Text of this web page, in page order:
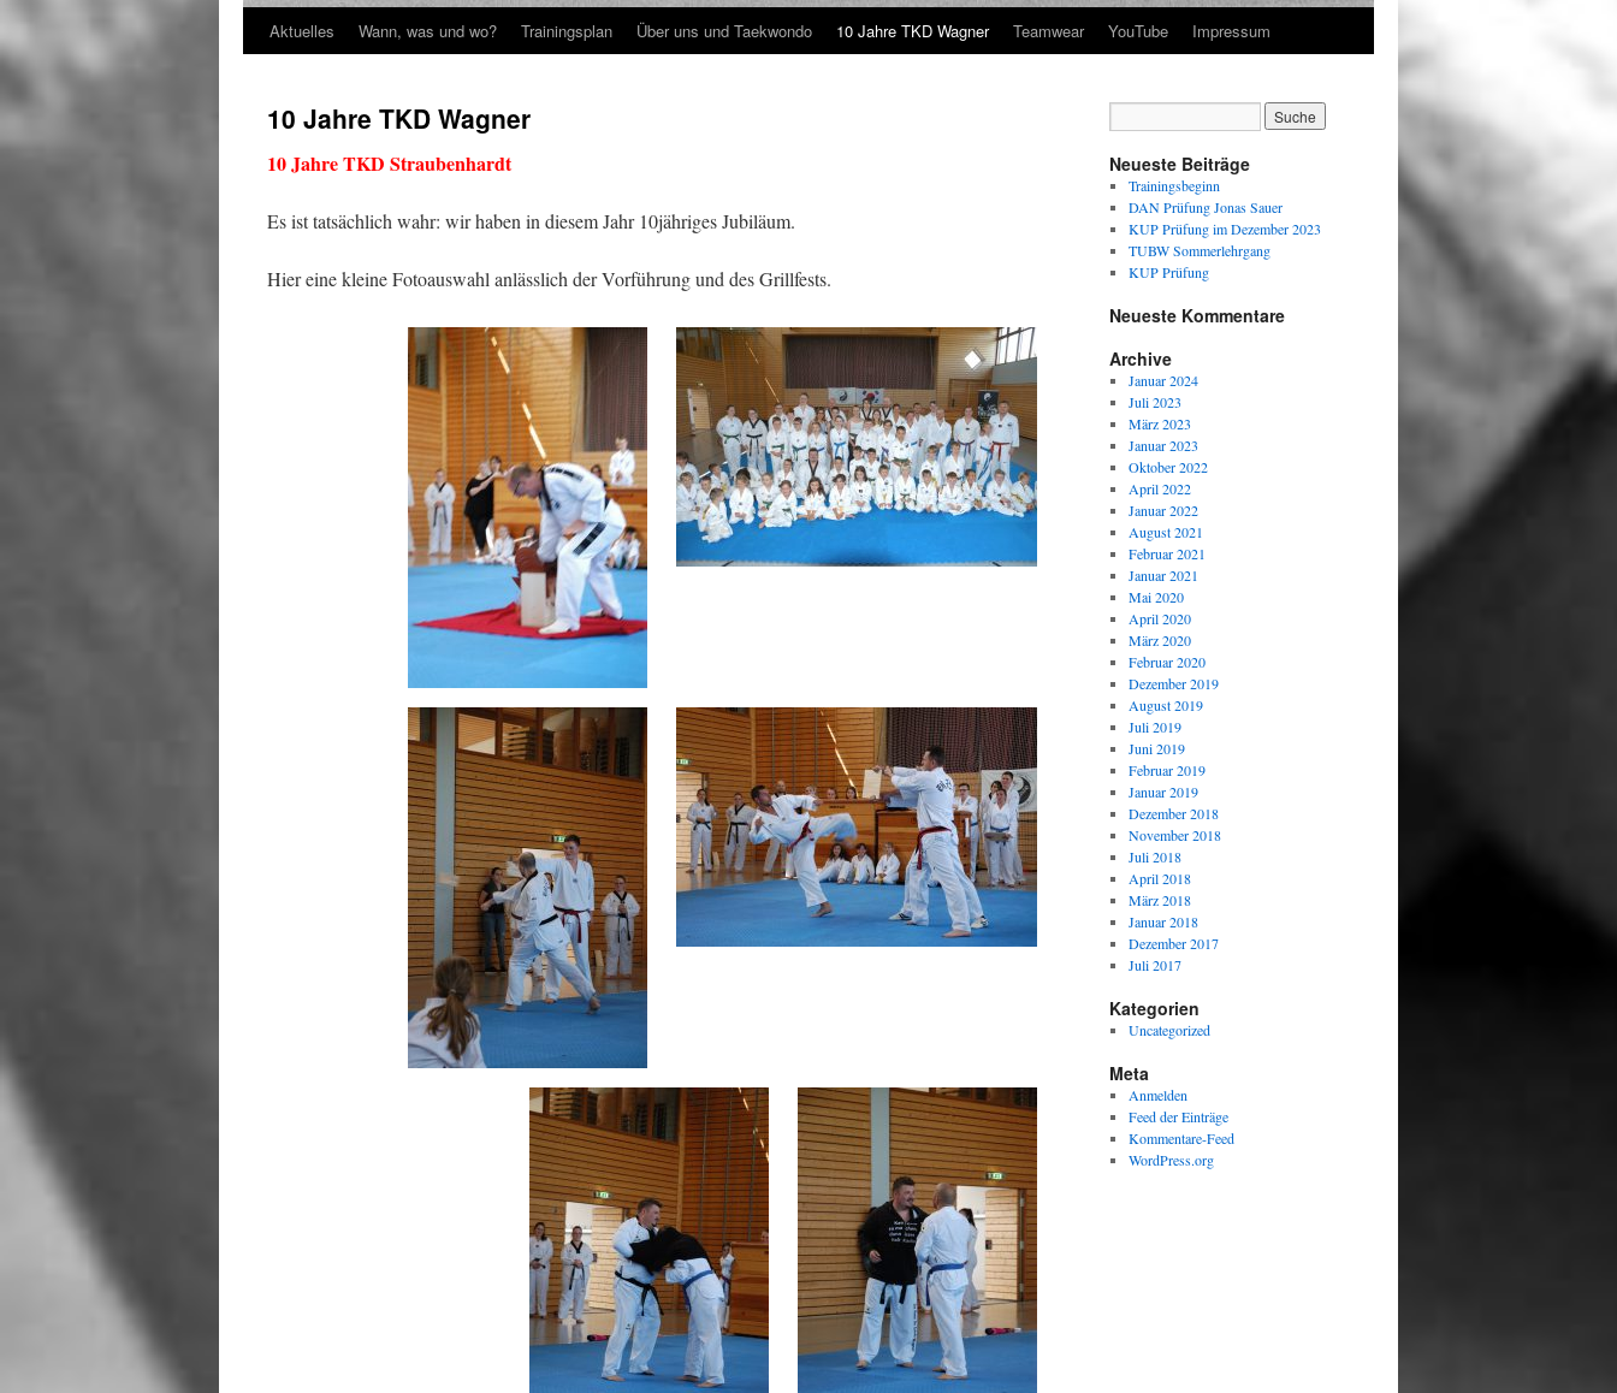
Springe
Inhalt
Aktuelles Wann, was und wo? Trainingsplan Über uns und Taekwondo 10 Jahre TKD Wagner Teamwear YouTube Impressum
10 Jahre TKD Wagner
10 Jahre TKD Straubenhardt
Es ist tatsächlich wahr: wir haben in diesem Jahr 10jähriges Jubiläum.
Hier eine kleine Fotoauswahl anlässlich der Vorführung und des Grillfests.
Neueste Beiträge
Trainingsbeginn
DAN Prüfung Jonas Sauer
KUP Prüfung im Dezember 2023
TUBW Sommerlehrgang
KUP Prüfung
Neueste Kommentare
Archive
Januar 2024
Juli 2023
März 2023
Januar 2023
Oktober 2022
April 2022
Januar 2022
August 2021
Februar 2021
Januar 2021
Mai 2020
April 2020
März 2020
Februar 2020
Dezember 2019
August 2019
Juli 2019
Juni 2019
Februar 2019
Januar 2019
Dezember 2018
November 2018
Juli 2018
April 2018
März 2018
Januar 2018
Dezember 2017
Juli 2017
Kategorien
Uncategorized
Meta
Anmelden
Feed der Einträge
Kommentare-Feed
WordPress.org